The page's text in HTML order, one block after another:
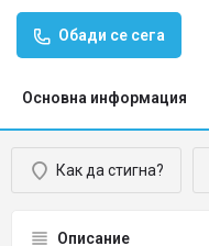
Обади се сега
Основна информация
Как да стигна?
Описание